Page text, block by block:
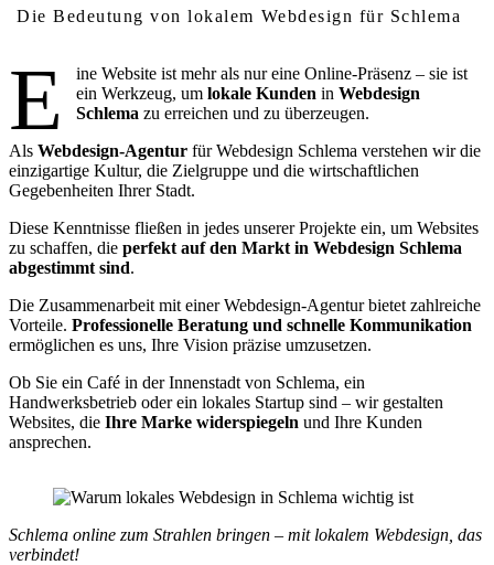
Die Bedeutung von lokalem Webdesign für Schlema
E
ine Website ist mehr als nur eine Online-Präsenz – sie ist
ein Werkzeug, um lokale Kunden in Webdesign
Schlema zu erreichen und zu überzeugen.
Als Webdesign-Agentur für Webdesign Schlema verstehen wir die
einzigartige Kultur, die Zielgruppe und die wirtschaftlichen
Gegebenheiten Ihrer Stadt.
Diese Kenntnisse fließen in jedes unserer Projekte ein, um Websites
zu schaffen, die perfekt auf den Markt in Webdesign Schlema
abgestimmt sind.
Die Zusammenarbeit mit einer Webdesign-Agentur bietet zahlreiche
Vorteile. Professionelle Beratung und schnelle Kommunikation
ermöglichen es uns, Ihre Vision präzise umzusetzen.
Ob Sie ein Café in der Innenstadt von Schlema, ein
Handwerksbetrieb oder ein lokales Startup sind – wir gestalten
Websites, die Ihre Marke widerspiegeln und Ihre Kunden
ansprechen.
Schlema online zum Strahlen bringen – mit lokalem Webdesign, das
verbindet!